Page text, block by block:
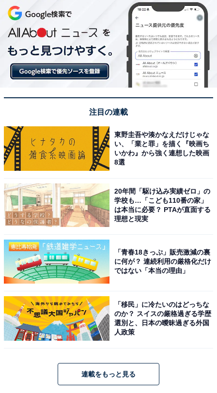
また麻50％、レーヨン50％のリネンブレンド生地で、素
肌に着てもごわつかず、肌触りも◎。カラバリもイエロ
ーとピンクのきれい色、ナチュラルとブラックのベーシ
ック色と計4色揃っています。
高級セレクトショップでもよく見かけるほど人気のある
GUの半袖シャツをさらっと羽織ってこなれ感を
注目の連載
東野圭吾や湊かなえだけじゃな
い、「業と罪」を描く『映画ち
いかわ』から強く連想した映画
8選
20年間「駆け込み実績ゼロ」の
学校も…「こども110番の家」
は本当に必要？ PTAが直面する
理想と現実
「青春18きっぷ」販売激減の裏
に何が？ 連続利用の厳格化だけ
ではない「本当の理由」
「移民」に冷たいのはどっちな
のか？ スイスの厳格過ぎる学歴
選別と、日本の曖昧過ぎる外国
人政策
連載をもっと見る